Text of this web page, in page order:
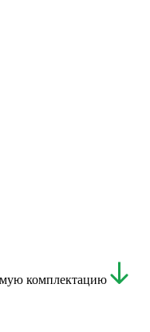
комплектацию